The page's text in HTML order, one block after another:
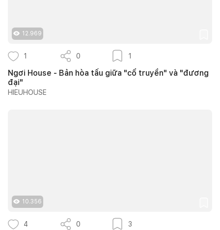
12.969
1 0 1
Ngơi House - Bản hòa tấu giữa "cổ truyền" và "đương
đại"
HIEUHOUSE
10.356
4 0 3